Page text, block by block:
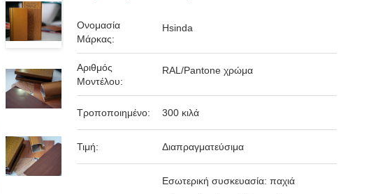
Ονομασία
Μάρκας:
Hsinda
Αριθμός
Μοντέλου:
RAL/Pantone χρώμα
Τροποποιημένο: 300 κιλά
Τιμή: Διαπραγματεύσιμα
Εσωτερική συσκευασία: παχιά